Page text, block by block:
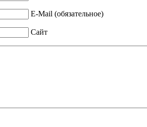
E-Mail (обязательное)
Сайт